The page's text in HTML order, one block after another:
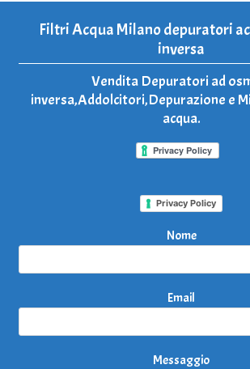
Filtri Acqua Milano depuratori
inversa
Vendita Depuratori ad
inversa,Addolcitori,Depurazione e
acqua.
Privacy Policy
Nome
Email
Messaggio